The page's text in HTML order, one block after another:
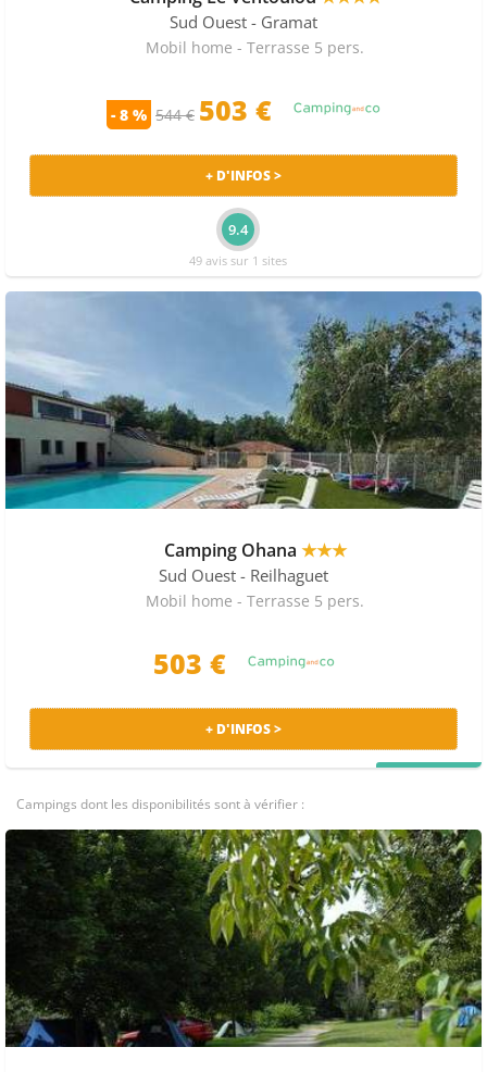
Sud Ouest - Gramat
Mobil home - Terrasse 5 pers.
- 8 % 544 € 503 €
+ D'INFOS >
9.4
49 avis sur 1 sites
Camping Ohana ★★★
Sud Ouest - Reilhaguet
Mobil home - Terrasse 5 pers.
503 €
+ D'INFOS >
Campings dont les disponibilités sont à vérifier :